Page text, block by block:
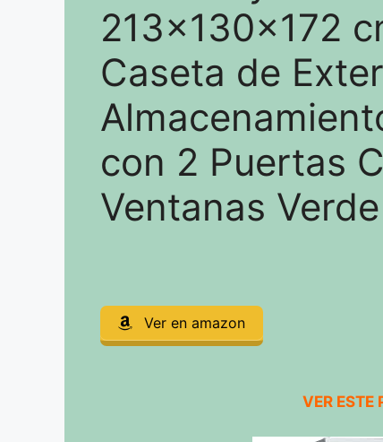
213x130x172
Caseta de
con 2 Puertas
Ventanas Verde
Ver en amazon
VER ESTE